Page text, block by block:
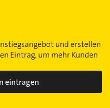
und erstellen
Eintrag, um mehr Kunden
eintragen